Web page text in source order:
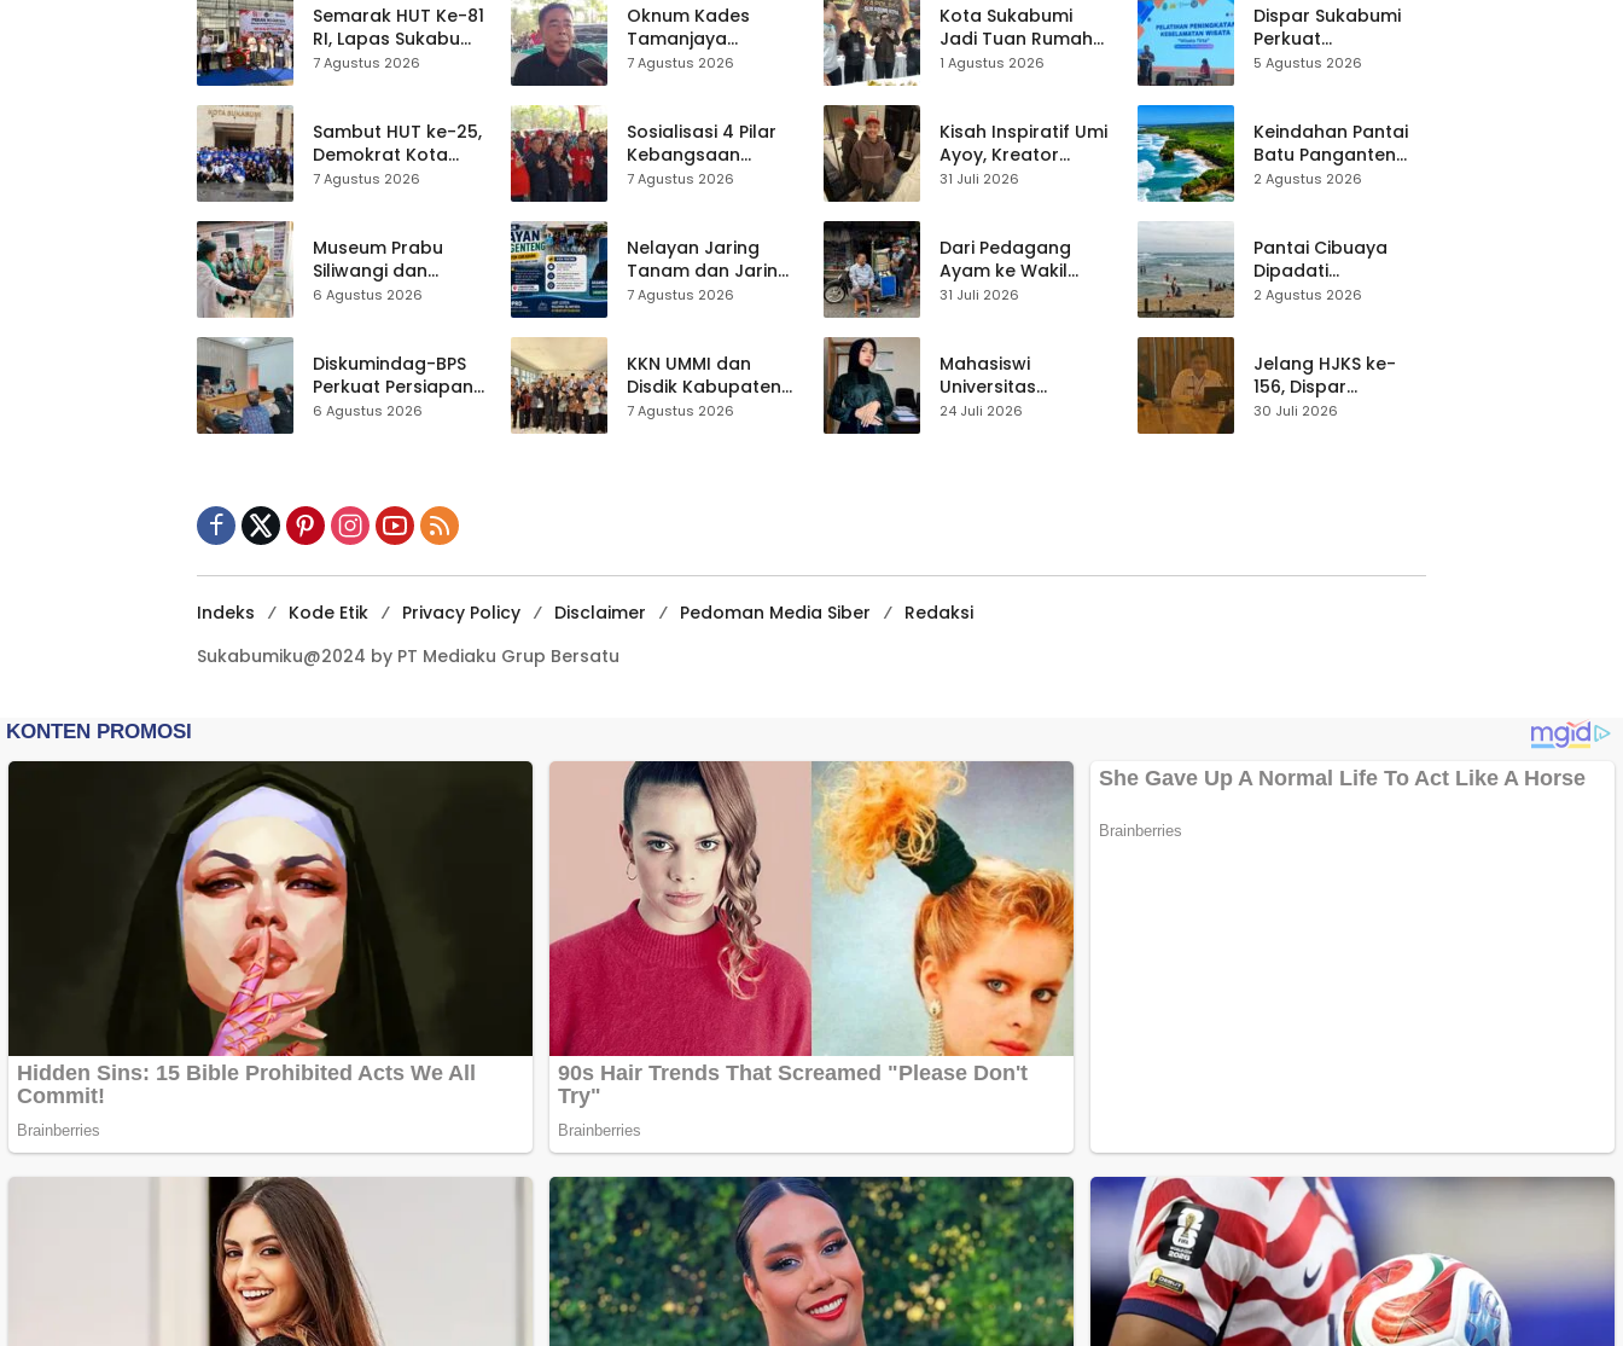
Semarak HUT Ke-81
RI, Lapas Sukabumi
Resmi Gelar Pekan
7 Agustus 2026
Sambut HUT ke-25,
Demokrat Kota
Sukabumi
ASRI Lewat Aksi
Bersih Masjid
Agung
7 Agustus 2026
Museum Prabu
Siliwangi dan
Museum Keramik
Hampir 500 Koleksi
Dipisahkan
6 Agustus 2026
Diskumindag-BPS
Perkuat Persiapan
Sensus Ekonomi,
6 Agustus 2026
Oknum Kades
Tamanjaya
Terjerat Kasus
Seleksi Calon
Kades Diperketat
7 Agustus 2026
Sosialisasi 4 Pilar
Kebangsaan
Digelar di
Tekankan
Pentingnya
Persatuan
7 Agustus 2026
Nelayan Jaring
Tanam dan Jaring
Obor
Penangkapan
7 Agustus 2026
KKN UMMI dan
Disdik Kabupaten
Sukabumi Perkuat
7 Agustus 2026
Kota Sukabumi
Jadi Tuan Rumah
Kontes Batu Akik
1 Agustus 2026
Kisah Inspiratif Umi
Ayoy, Kreator
TikTok Asal
Live Streaming
31 Juli 2026
Dari Pedagang
Ayam ke Wakil
Ketua DPRD, H.
Pasar Cisaat
31 Juli 2026
Mahasiswi
Universitas
Muhammadiyah
24 Juli 2026
Dispar Sukabumi
Perkuat
Keselamatan
Mitigasi hingga
Teknik Evakuasi
5 Agustus 2026
Keindahan Pantai
Batu Panganten
Mulai Dilirik
2 Agustus 2026
Pantai Cibuaya
Dipadati
Wisatawan,
Waspada
2 Agustus 2026
Jelang HJKS ke-
156, Dispar
Kabupaten
30 Juli 2026
Indeks Kode Etik Privacy Policy Disclaimer Pedoman Media Siber
Redaksi
Sukabumiku@2024 by PT Mediaku Grup Bersatu